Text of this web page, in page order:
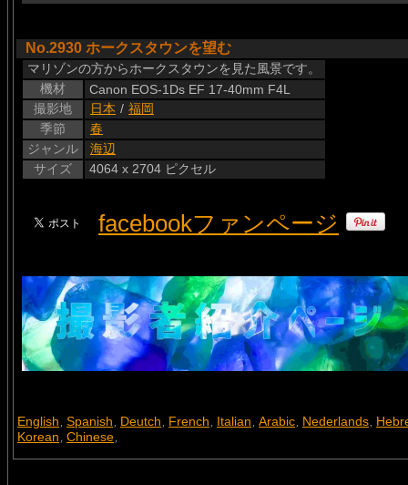
No.2930 ホークスタウンを望む
マリゾンの方からホークスタウンを見た風景です。
機材
Canon EOS-1Ds EF 17-40mm F4L
撮影地
日本 / 福岡
季節
春
ジャンル
海辺
サイズ
4064 x 2704 ピクセル
facebookファンページ
English, Spanish, Deutch, French, Italian, Arabic, Nederlands,
Korean, Chinese,